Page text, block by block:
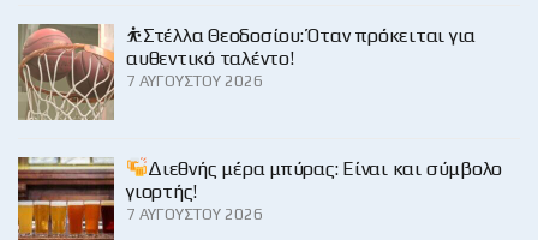
⛹️Στέλλα Θεοδοσίου: Όταν πρόκειται για
αυθεντικό ταλέντο!
7 ΑΥΓΟΎΣΤΟΥ 2026
Διεθνής μέρα μπύρας: Είναι και σύμβολο
γιορτής!
7 ΑΥΓΟΎΣΤΟΥ 2026